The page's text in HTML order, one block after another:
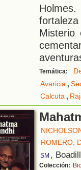
Misterio
Temática:
Avaricia,
Calcuta,
ROMERO,
SM ,
Colección: